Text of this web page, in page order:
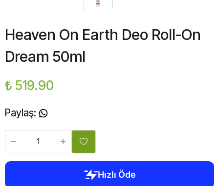
Heaven On Earth Deo Roll-On
Dream 50ml
₺ 519.90
Paylaş: